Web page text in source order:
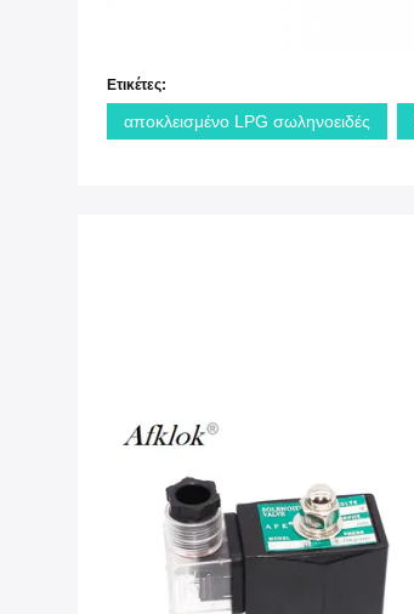
Ετικέτες:
αποκλεισμένο LPG σωληνοειδές